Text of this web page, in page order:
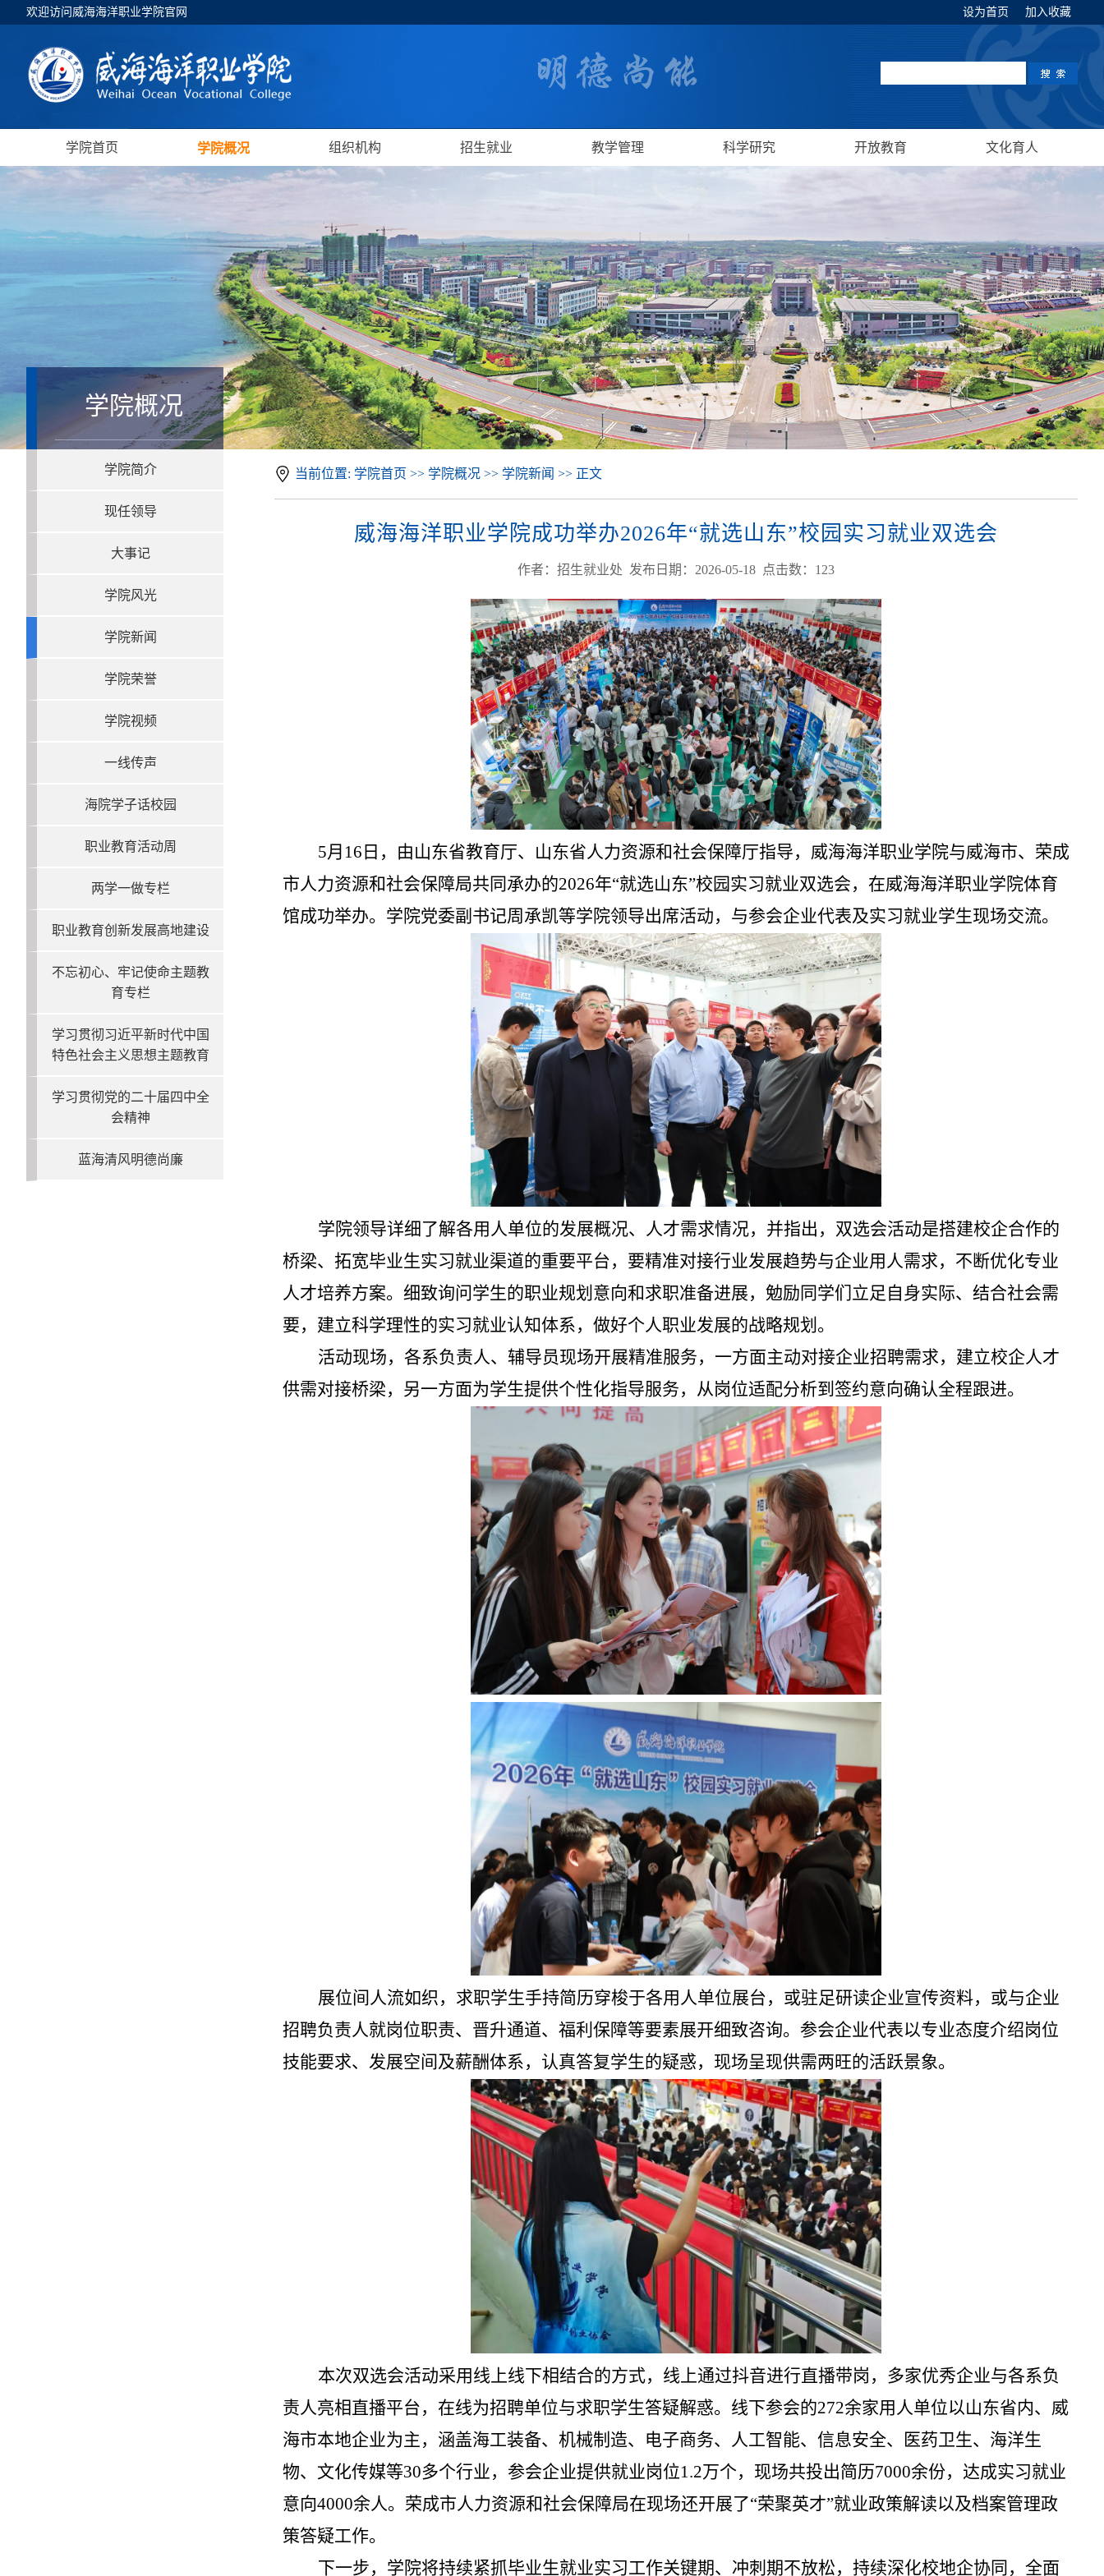
欢迎访问威海海洋职业学院官网 设为首页 加入收藏
学院首页 学院概况 组织机构 招生就业 教学管理 科学研究 开放教育 文化育人
学院概况
学院简介
现任领导
大事记
学院风光
学院新闻
学院荣誉
学院视频
一线传声
海院学子话校园
职业教育活动周
两学一做专栏
职业教育创新发展高地建设
不忘初心、牢记使命主题教
育专栏
学习贯彻习近平新时代中国
特色社会主义思想主题教育
学习贯彻党的二十届四中全
会精神
蓝海清风明德尚廉
当前位置: 学院首页 >> 学院概况 >> 学院新闻 >> 正文
威海海洋职业学院成功举办2026年“就选山东”校园实习就业双选会
作者：招生就业处 发布日期：2026-05-18 点击数： 123
5月16日，由山东省教育厅、山东省人力资源和社会保障厅指导，威海海洋职业学院与威海市、荣成
市人力资源和社会保障局共同承办的2026年“就选山东”校园实习就业双选会，在威海海洋职业学院体育
馆成功举办。学院党委副书记周承凯等学院领导出席活动，与参会企业代表及实习就业学生现场交流。
学院领导详细了解各用人单位的发展概况、人才需求情况，并指出，双选会活动是搭建校企合作的
桥梁、拓宽毕业生实习就业渠道的重要平台，要精准对接行业发展趋势与企业用人需求，不断优化专业
人才培养方案。细致询问学生的职业规划意向和求职准备进展，勉励同学们立足自身实际、结合社会需
要，建立科学理性的实习就业认知体系，做好个人职业发展的战略规划。
活动现场，各系负责人、辅导员现场开展精准服务，一方面主动对接企业招聘需求，建立校企人才
供需对接桥梁，另一方面为学生提供个性化指导服务，从岗位适配分析到签约意向确认全程跟进。
展位间人流如织，求职学生手持简历穿梭于各用人单位展台，或驻足研读企业宣传资料，或与企业
招聘负责人就岗位职责、晋升通道、福利保障等要素展开细致咨询。参会企业代表以专业态度介绍岗位
技能要求、发展空间及薪酬体系，认真答复学生的疑惑，现场呈现供需两旺的活跃景象。
本次双选会活动采用线上线下相结合的方式，线上通过抖音进行直播带岗，多家优秀企业与各系负
责人亮相直播平台，在线为招聘单位与求职学生答疑解惑。线下参会的272余家用人单位以山东省内、威
海市本地企业为主，涵盖海工装备、机械制造、电子商务、人工智能、信息安全、医药卫生、海洋生
物、文化传媒等30多个行业，参会企业提供就业岗位1.2万个，现场共投出简历7000余份，达成实习就业
意向4000余人。荣成市人力资源和社会保障局在现场还开展了“荣聚英才”就业政策解读以及档案管理政
策答疑工作。
下一步，学院将持续紧抓毕业生就业实习工作关键期、冲刺期不放松，持续深化校地企协同，全面